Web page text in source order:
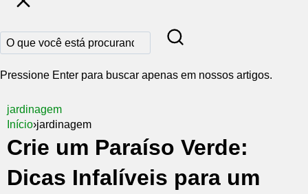
para
conteúdo
principal
Pressione Enter para buscar apenas em nossos artigos.
jardinagem
Início›jardinagem
Crie um Paraíso Verde:
Dicas Infalíveis para um